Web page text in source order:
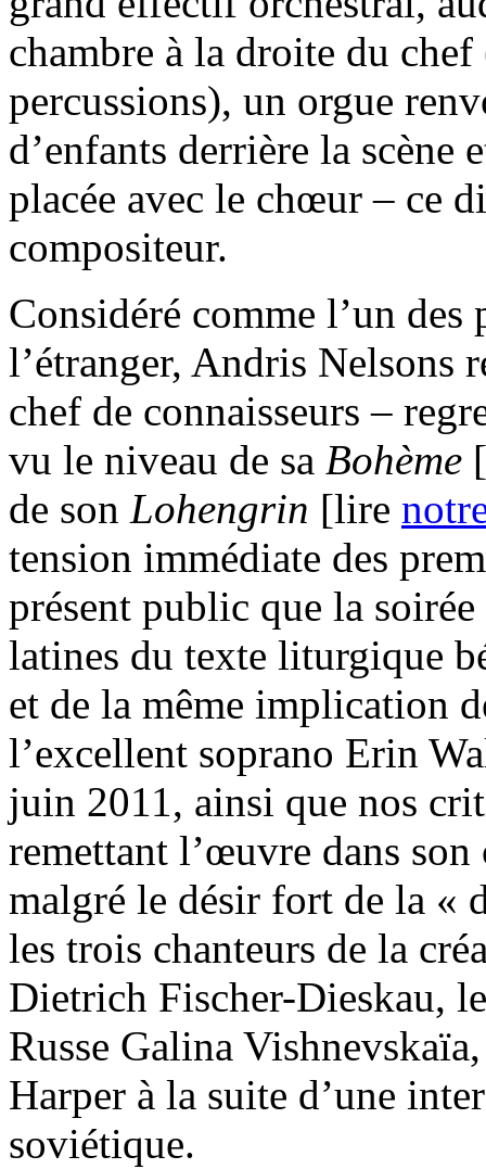
chambre à la droite du
percussions), un orgue
d’enfants derrière la scène
placée avec le chœur – ce
compositeur.
Considéré comme l’un des
l’étranger, Andris Nelsons
chef de connaisseurs –
vu le niveau de sa Bohème
de son Lohengrin [lire
tension immédiate des
présent public que la
latines du texte liturgique
et de la même implication
l’excellent soprano Erin
juin 2011, ainsi que nos
remettant l’œuvre dans son
malgré le désir fort de la «
les trois chanteurs de la
Dietrich Fischer-Dieskau,
Russe Galina
Harper à la suite d’une
soviétique.